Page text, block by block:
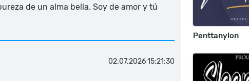
de un alma bella. Soy de amor y tú
02.07.2026 15:21:30
Penttanylon